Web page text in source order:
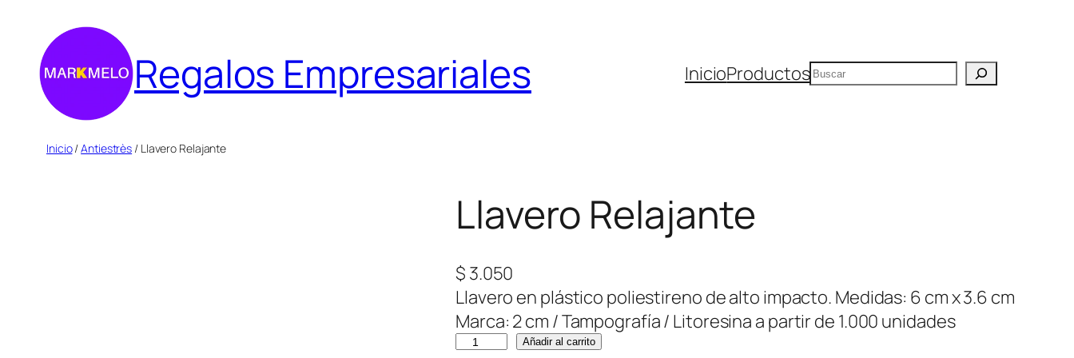
contenido
Regalos Empresariales InicioProductosBuscar
Inicio/Antiestrès / Llavero Relajante
Llavero Relajante
$ 3.050
Llavero en plástico poliestireno de alto impacto. Medidas: 6 cm x 3.6 cm
Marca: 2 cm / Tampografía / Litoresina a partir de 1.000 unidades
L
Añadir al carrito